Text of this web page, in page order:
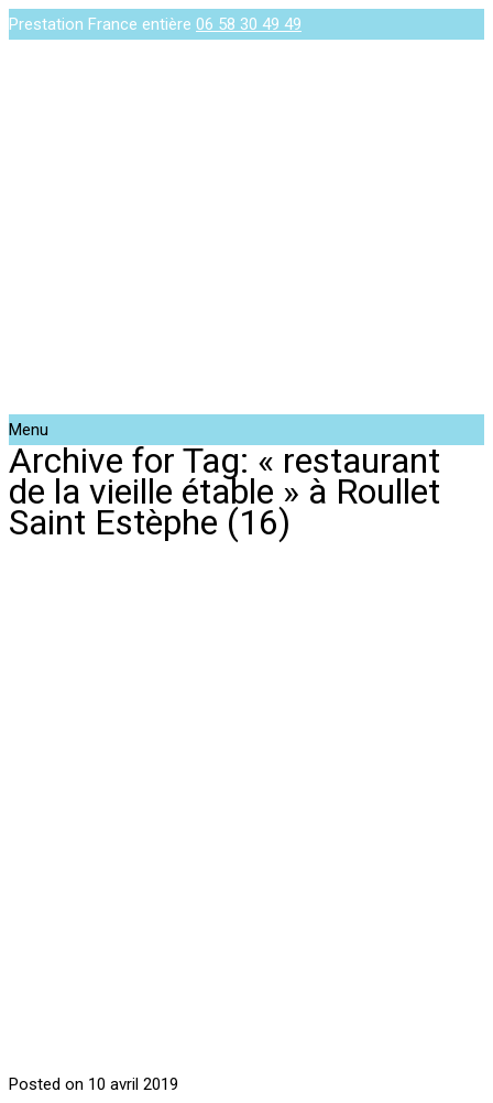
Prestation France entière 06 58 30 49 49
Menu
Archive for Tag: « restaurant
de la vieille étable » à Roullet
Saint Estèphe (16)
Posted on 10 avril 2019